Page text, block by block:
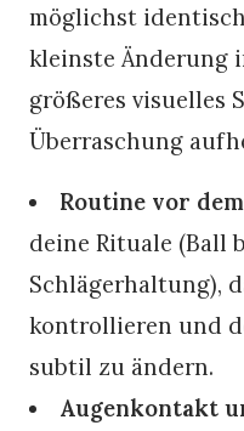
möglichst
kleinste Änderung
größeres visuelles
Überraschung
Routine vor
deine Rituale (Ball
Schlägerhaltung),
kontrollieren und
subtil zu ändern.
Augenkontakt